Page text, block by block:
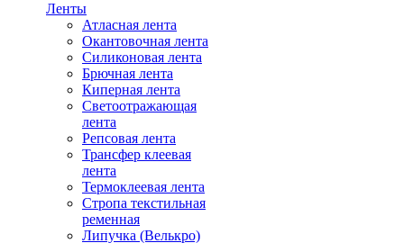
Ленты
Атласная лента
Окантовочная лента
Силиконовая лента
Брючная лента
Киперная лента
Светоотражающая
лента
Репсовая лента
Трансфер клеевая
лента
Термоклеевая лента
Стропа текстильная
ременная
Липучка (Велькро)